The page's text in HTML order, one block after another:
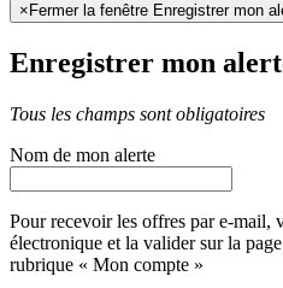
× Fermer la fenêtre Enregistrer mon
Enregistrer mon
Tous les champs sont obligatoires
Nom de mon alerte
Pour recevoir les offres par e-mail,
électronique et la valider sur la
rubrique « Mon compte »